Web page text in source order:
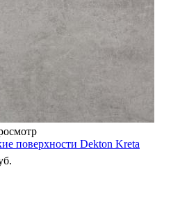
поверхности Dekton Kreta